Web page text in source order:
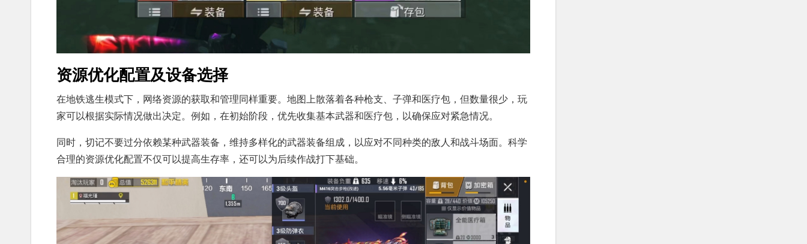
资源优化配置及设备选择
在地铁逃生模式下，网络资源的获取和管理同样重要。地图上散落着各种枪支、子弹和医疗包，但数量很少，玩
家可以根据实际情况做出决定。例如，在初始阶段，优先收集基本武器和医疗包，以确保应对紧急情况。
同时，切记不要过分依赖某种武器装备，维持多样化的武器装备组成，以应对不同种类的敌人和战斗场面。科学
合理的资源优化配置不仅可以提高生存率，还可以为后续作战打下基础。